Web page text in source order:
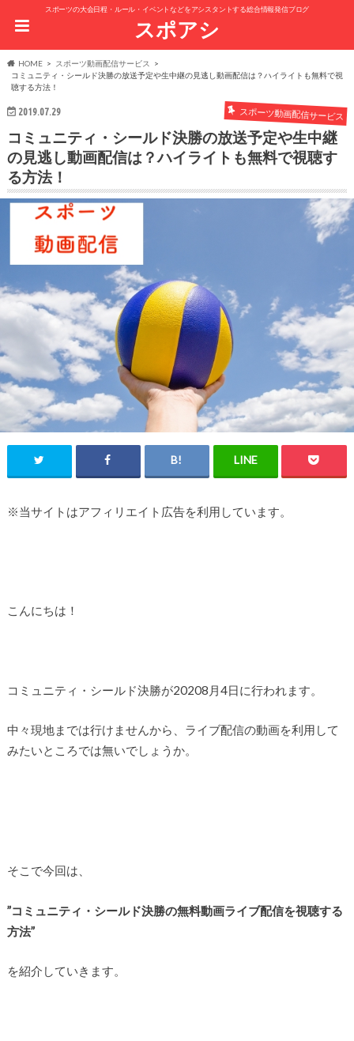
スポーツの大会日程・ルール・イベントなどをアシスタントする総合情報発信ブログ
スポアシ
HOME
スポーツ動画配信サービス
コミュニティ・シールド決勝の放送予定や生中継の見逃し動画配信は？ハイライトも無料で視
聴する方法！
2019.07.29 スポーツ動画配信サービス
コミュニティ・シールド決勝の放送予定や生中継
の見逃し動画配信は？ハイライトも無料で視聴す
る方法！
※当サイトはアフィリエイト広告を利用しています。
こんにちは！
コミュニティ・シールド決勝が20208月4日に行われます。
中々現地までは行けませんから、ライブ配信の動画を利用して
みたいところでは無いでしょうか。
そこで今回は、
”コミュニティ・シールド決勝の無料動画ライブ配信を視聴する
方法”
を紹介していきます。